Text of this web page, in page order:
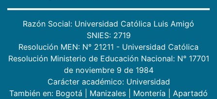
Razón Social: Universidad Católica Luis Amigó
SNIES: 2719
Resolución MEN: N° 21211 - Universidad Católica
Resolución Ministerio de Educación Nacional: N° 17701
de noviembre 9 de 1984
Carácter académico: Universidad
También en: Bogotá Manizales Montería
Apartadó